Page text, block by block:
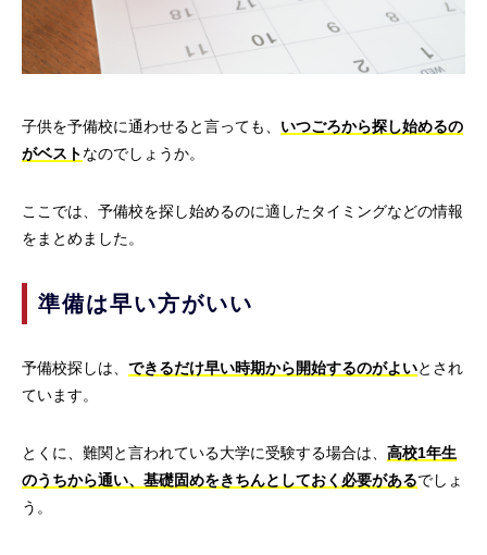
子供を予備校に通わせると言っても、 いつごろから探し始めるの
がベストなのでしょうか。
ここでは、予備校を探し始めるのに適したタイミングなどの情報
をまとめました。
準備は早い方がいい
予備校探しは、 できるだけ早い時期から開始するのがよいとされ
ています。
とくに、難関と言われている大学に受験する場合は、 高校1年生
のうちから通い、基礎固めをきちんとしておく必要があるでしょ
う。